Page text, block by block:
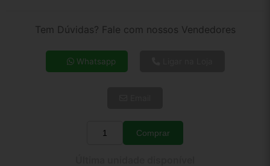
4x de R$ 3,88
5x de R$ 3,14
Tem Dúvidas? Fale com nossos Vendedores
Whatsapp
Quantidade
Comprar